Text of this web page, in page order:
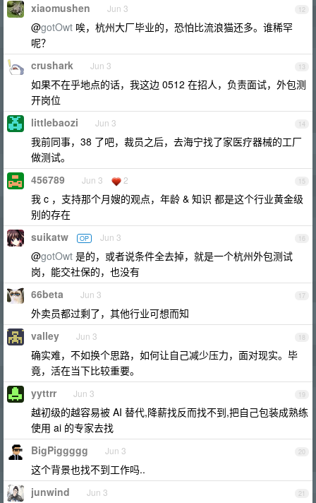
12
xiaomushen Jun 3
@gotOwt 唉，杭州大厂毕业的，恐怕比流浪猫还多。谁稀罕
呢？
13
crushark Jun 3
如果不在乎地点的话，我这边 0512 在招人，负责面试，外包测
开岗位
14
littlebaozi Jun 3
我前同事，38 了吧，裁员之后，去海宁找了家医疗器械的工厂
做测试。
15
456789 Jun 3 2
我 c ，支持那个月嫂的观点，年龄 & 知识 都是这个行业黄金级
别的存在
16
suikatw OP Jun 3
@gotOwt 是的，或者说条件全去掉，就是一个杭州外包测试
岗，能交社保的，也没有
17
66beta Jun 3
外卖员都过剩了，其他行业可想而知
18
valley Jun 3
确实难，不如换个思路，如何让自己减少压力，面对现实。毕
竟，活在当下比较重要。
19
yyttrr Jun 3
越初级的越容易被 AI 替代,降薪找反而找不到,把自己包装成熟练
使用 ai 的专家去找
20
BigPiggggg Jun 3
这个背景也找不到工作吗..
21
junwind Jun 3